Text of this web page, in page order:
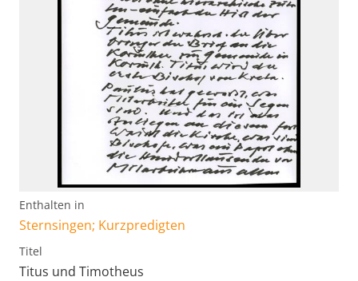
Enthalten in
Sternsingen; Kurzpredigten
Titel
Titus und Timotheus